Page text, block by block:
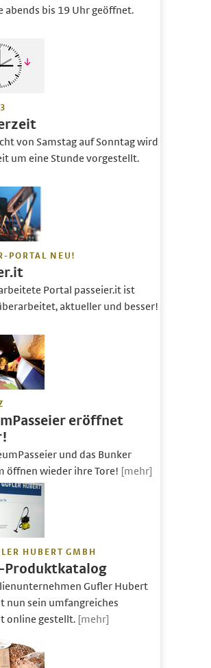
abends bis 19 Uhr geöffnet.
von Samstag auf Sonntag wird
um eine Stunde vorgestellt.
PORTAL NEU!
Portal passeier.it ist
aktueller und besser!
eröffnet
und das Bunker
öffnen wieder ihre Tore! [mehr]
HUBERT GMBH
Produktkatalog
Gufler Hubert
nun sein umfangreiches
online gestellt. [mehr]